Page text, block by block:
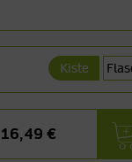
Kiste
16,49 €